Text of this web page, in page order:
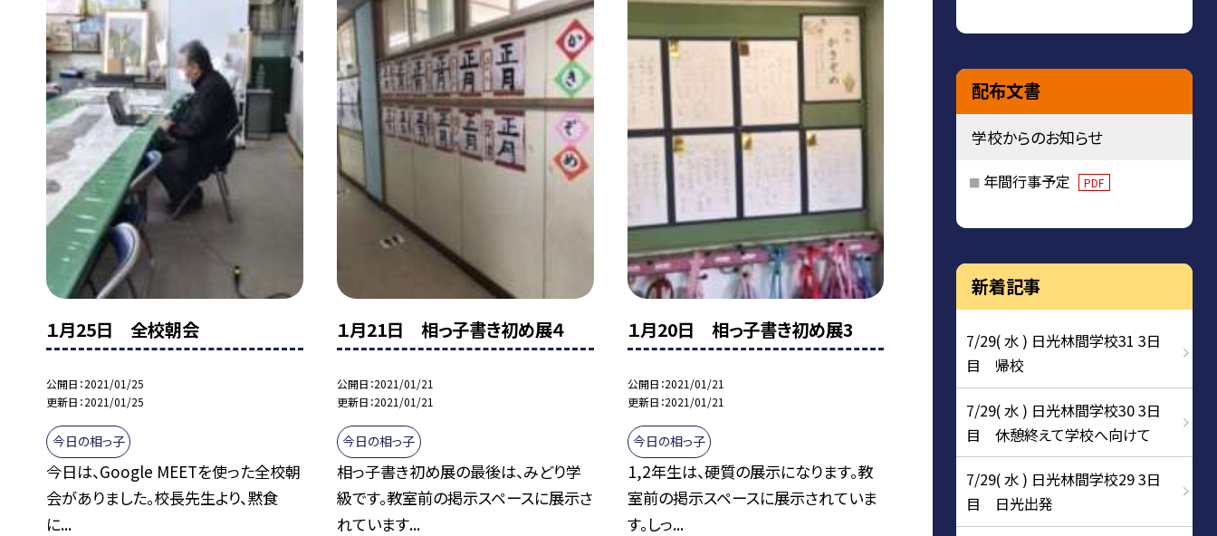
１月25日 全校朝会
公開日 2021/01/25
更新日 2021/01/25
今日の相っ子
今日は、Google MEETを使った全校朝
会がありました。校長先生より、黙食
に...
１月21日 相っ子書き初め展４
公開日 2021/01/21
更新日 2021/01/21
今日の相っ子
相っ子書き初め展の最後は、みどり学
級です。教室前の掲示スペースに展示さ
れています...
１月20日 相っ子書き初め展3
公開日 2021/01/21
更新日 2021/01/21
今日の相っ子
1,2年生は、硬質の展示になります。教
室前の掲示スペースに展示されていま
す。しっ...
配布文書
学校からのお知らせ
年間行事予定 PDF
新着記事
7/29( 水 ) 日光林間学校31 3日
目 帰校
7/29( 水 ) 日光林間学校30 3日
目 休憩終えて学校へ向けて
7/29( 水 ) 日光林間学校29 3日
目 日光出発